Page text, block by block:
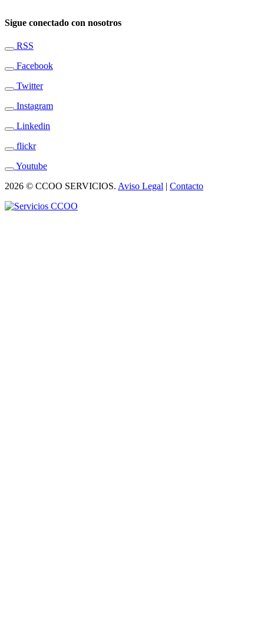
Sigue conectado con nosotros
RSS
Facebook
Twitter
Instagram
Linkedin
flickr
Youtube
2026 © CCOO SERVICIOS. Aviso Legal | Contacto